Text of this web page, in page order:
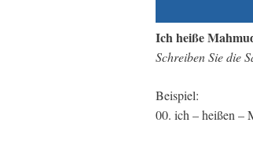
Ich heiße
Schreiben Sie die
Beispiel:
00. ich – heißen –